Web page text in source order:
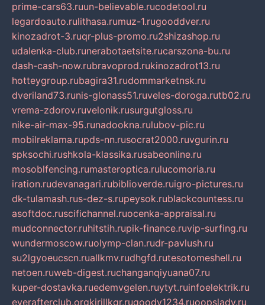
prime-cars63.ruun-believable.rucodetool.ru
legardoauto.rulithasa.rumuz-1.rugooddver.ru
kinozadrot-3.ruqr-plus-promo.ru2shizashop.ru
udalenka-club.runerabotaetsite.rucarszona-bu.ru
dash-cash-now.rubravoprod.rukinozadrot13.ru
hotteygroup.rubagira31.rudommarketnsk.ru
dveriland73.runis-glonass51.ruveles-doroga.rutb02.ru
vrema-zdorov.ruvelonik.rusurgutgloss.ru
nike-air-max-95.runadookna.rulubov-pic.ru
mobilreklama.rupds-nn.rusocrat2000.ruvgurin.ru
spksochi.rushkola-klassika.rusabeonline.ru
mosoblfencing.rumasteroptica.rulucomoria.ru
iration.rudevanagari.rubiblioverde.ruigro-pictures.ru
dk-tulamash.rus-dez-s.rupeysok.rublackcountess.ru
asoftdoc.ruscifichannel.ruocenka-appraisal.ru
mudconnector.ruhitstih.rupik-finance.ruvip-surfing.ru
wundermoscow.ruolymp-clan.rudr-pavlush.ru
su2lgyoeucscn.ruallkmv.rudhgfd.rutesotomeshell.ru
netoen.ruweb-digest.ruchanganqiyuana07.ru
kuper-dostavka.ruedemvgelen.ruytyt.ruinfoelektrik.ru
everafterclub.orgkirillkgr.rugoodv1234.ruoopslady.ru